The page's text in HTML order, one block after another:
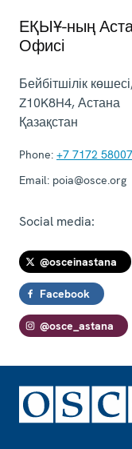
ЕҚЫҰ-ның
Офисі
Бейбітшілік
Z10K8H4,Астана
Қазақстан
Phone: +7 7172
Email: poia@osce.org
Social media:
@osceinastana
Facebook
@osce_astana